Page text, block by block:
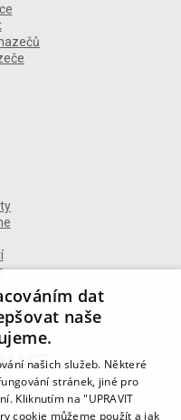
dat
naše
našich služeb. Některé
stránek, jiné pro
Kliknutím na "UPRAVIT
cookie můžeme použít a jak